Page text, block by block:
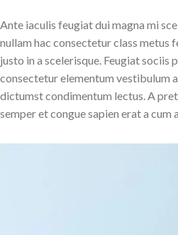
Ante iaculis feugiat dui magna mi
nullam hac consectetur class metus
justo in a scelerisque. Feugiat sociis
consectetur elementum vestibulum
dictumst condimentum lectus. A
semper et congue sapien erat a